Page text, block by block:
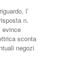
l’
n.
evince
sconta
negozi